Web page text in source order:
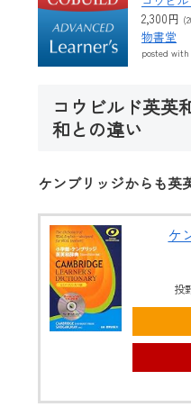
2,300円
物書堂
posted with
コウビルド英英
和との違い
ケンブリッジからも英
ケ
投